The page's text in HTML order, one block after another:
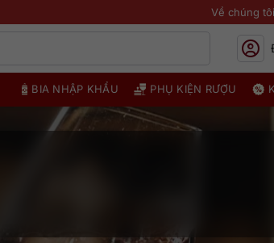
Về chúng tôi
BIA NHẬP KHẨU PHỤ KIỆN RƯỢU